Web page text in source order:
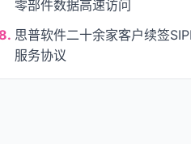
零部件数据高速访问
思普软件二十余家客户续签
服务协议